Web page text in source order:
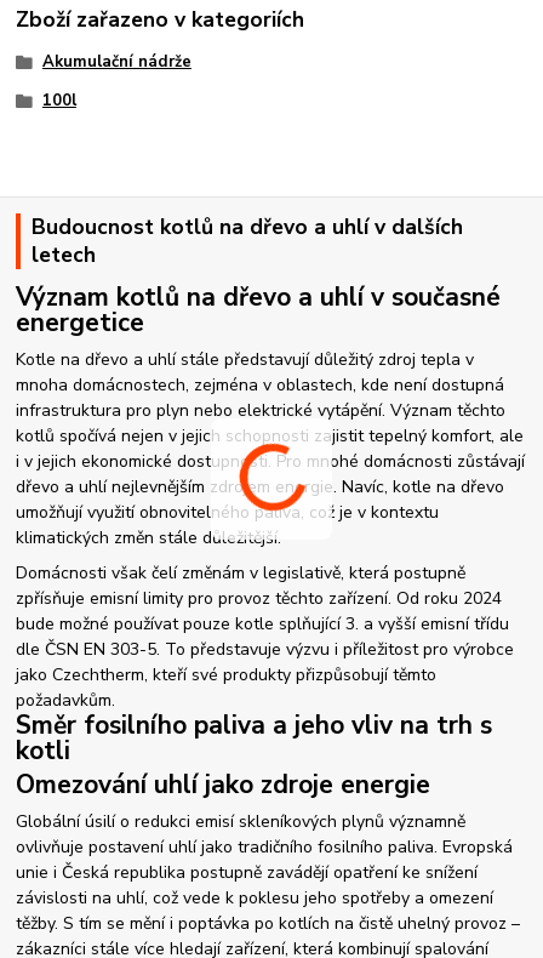
Zboží zařazeno v kategoriích
Akumulační nádrže
100l
Budoucnost kotlů na dřevo a uhlí v dalších
letech
Význam kotlů na dřevo a uhlí v současné
energetice
Kotle na dřevo a uhlí stále představují důležitý zdroj tepla v
mnoha domácnostech, zejména v oblastech, kde není dostupná
infrastruktura pro plyn nebo elektrické vytápění. Význam těchto
kotlů spočívá nejen v jejich schopnosti zajistit tepelný komfort, ale
i v jejich ekonomické dostupnosti. Pro mnohé domácnosti zůstávají
dřevo a uhlí nejlevnějším zdrojem energie. Navíc, kotle na dřevo
umožňují využití obnovitelného paliva, což je v kontextu
klimatických změn stále důležitější.
Domácnosti však čelí změnám v legislativě, která postupně
zpřísňuje emisní limity pro provoz těchto zařízení. Od roku 2024
bude možné používat pouze kotle splňující 3. a vyšší emisní třídu
dle ČSN EN 303-5. To představuje výzvu i příležitost pro výrobce
jako Czechtherm, kteří své produkty přizpůsobují těmto
požadavkům.
Směr fosilního paliva a jeho vliv na trh s
kotli
Omezování uhlí jako zdroje energie
Globální úsilí o redukci emisí skleníkových plynů významně
ovlivňuje postavení uhlí jako tradičního fosilního paliva. Evropská
unie i Česká republika postupně zavádějí opatření ke snížení
závislosti na uhlí, což vede k poklesu jeho spotřeby a omezení
těžby. S tím se mění i poptávka po kotlích na čistě uhelný provoz –
zákazníci stále více hledají zařízení, která kombinují spalování